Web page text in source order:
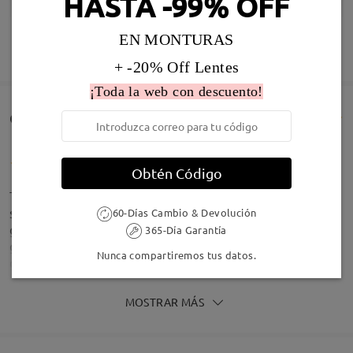
Comentarios de Clientes(27)
They are nice glasses they fit my kids round face
shape nicely. They are durable like they take a
great deal of force to break them.. my daughter
gets frustrated alot and alot of the time the
glasses are the victim of her rage.. the lenses
popped out but go back in with a little force (you
really need to toss them to get them out though)
she did manage to break an arm off but that was
MOSTRAR MÁS
EN MONTURAS
+ -20% Off Lentes
¡Toda la web con descuento!
Obtén Código
60-Días Cambio & Devolución
365-Día Garantía
Nunca compartiremos tus datos.